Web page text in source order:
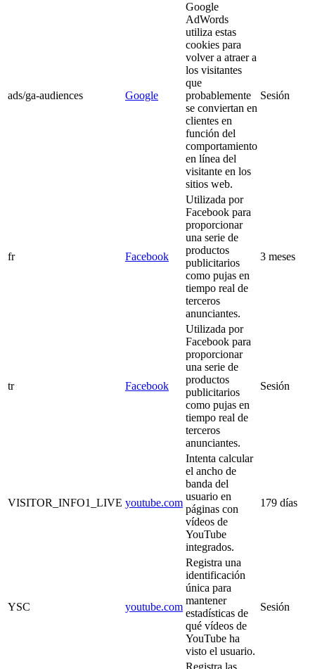
ads/ga-audiences Google
Google
AdWords
utiliza estas
cookies para
volver a atraer a
los visitantes
que
probablemente
se conviertan en
clientes en
función del
comportamiento
en línea del
visitante en los
sitios web.
Sesión
fr Facebook
Utilizada por
Facebook para
proporcionar
una serie de
productos
publicitarios
como pujas en
tiempo real de
terceros
anunciantes.
3 meses
tr Facebook
Utilizada por
Facebook para
proporcionar
una serie de
productos
publicitarios
como pujas en
tiempo real de
terceros
anunciantes.
Sesión
VISITOR_INFO1_LIVE youtube.com
Intenta calcular
el ancho de
banda del
usuario en
páginas con
vídeos de
YouTube
integrados.
179 días
YSC youtube.com
Registra una
identificación
única para
mantener
estadísticas de
qué vídeos de
YouTube ha
visto el usuario.
Sesión